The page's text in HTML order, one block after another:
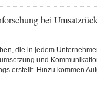
bei
die in jedem
und
erstellt. Hinzu kommen